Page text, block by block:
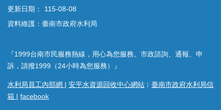
更新日期：
115-08-08
資料維護：臺南市政府水利局
『1999台南市民服務熱線，用心為您服務。市政諮詢、通報、申
訴，請撥1999（24小時為您服務）』
水利局員工內部網 | 安平水資源回收中心網站 ︱ 臺南市政府水利局信
箱 | facebook